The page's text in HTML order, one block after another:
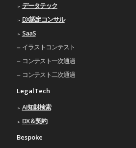
データテック
DX認定コンサル
SaaS
イラストコンテスト
コンテスト一次通過
コンテスト二次通過
LegalTech
AI知財検索
DX＆契約
Bespoke